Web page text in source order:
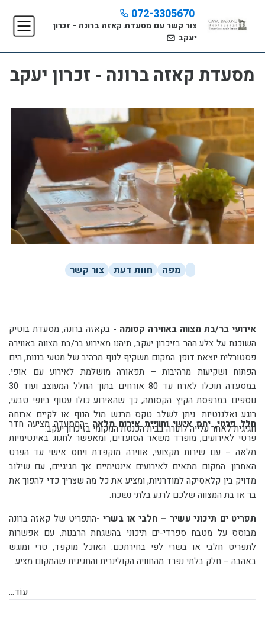
072-3305670
צור קשר עם מסעדת קאזה ברונה - זכרון
יעקב
מסעדת קאזה ברונה - זכרון יעקב
מפה חוות דעת צור קשר
אירועי בר/בת מצווה באווירה קסומה - בקאזה ברונה, מסעדת בוטיק
השוכנת על צלע ההר בזיכרון יעקב, תיהנו מאירוע בר/בת מצווה באווירה
פסטורלית יוצאת דופן. המקום משקיף לנוף מרהיב של מטעי בננות, הים
הפתוח ושקיעות מרהיבות – תפאורה מושלמת לאירוע עם אופי.
במסעדה תוכלו לארח עד 80 אורחים בתוך החלל המעוצב ועוד 30
נוספים במרפסת הקיץ הקסומה, כך שהאירוע כולו עטוף ביופי טבעי,
רוגע ואלגנטיות. ניתן לשלב טקס מרגש מול הנוף או לקיים ארוחה
חגיגית לאחר עלייה לתורה בבית הכנסת המקומי בזיכרון יעקב.
חלל פרטי, יחס אישי וחוויית אירוח מלאה -המסעדה מציעה חדר
פרטי לאירועים, מופרד משאר הסועדים, ומאפשר לחגוג באינטימיות
מלאה – עם שירות מקצועי, אווירה מוקפדת ויחס אישי עד הפרט
האחרון. המקום מתאים לאירועים אינטימיים אך חגיגיים, עם שילוב
מדויק בין קלאסיקה למודרניות, ומציע את כל מה שצריך כדי להפוך את
בר או בת המצווה שלכם לרגע בלתי נשכח.
תפריט ים תיכוני עשיר – חלבי או בשרי -התפריט של קאזה ברונה
מבוסס על מטבח ספרדי-ים תיכוני בהשגחת הרבנות, עם אפשרות
לתפריט חלבי או בשרי לפי בחירתכם. האוכל מוקפד, טרי ומוגש
באהבה – חלק בלתי נפרד מהחוויה הקולינרית והחגיגית שהמקום מציע.
עוֹד...